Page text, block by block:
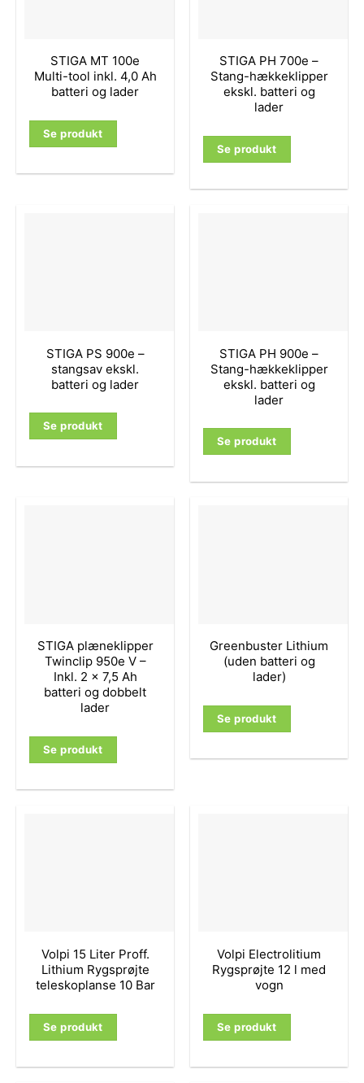
STIGA MT 100e
Multi-tool inkl. 4,0 Ah
batteri og lader
Se produkt
STIGA PH 700e –
Stang-hækkeklipper
ekskl. batteri og
lader
Se produkt
STIGA PS 900e –
stangsav ekskl.
batteri og lader
Se produkt
STIGA PH 900e –
Stang-hækkeklipper
ekskl. batteri og
lader
Se produkt
STIGA plæneklipper
Twinclip 950e V –
Inkl. 2 x 7,5 Ah
batteri og dobbelt
lader
Se produkt
Greenbuster Lithium
(uden batteri og
lader)
Se produkt
Volpi 15 Liter Proff.
Lithium Rygsprøjte
teleskoplanse 10 Bar
Se produkt
Volpi Electrolitium
Rygsprøjte 12 l med
vogn
Se produkt